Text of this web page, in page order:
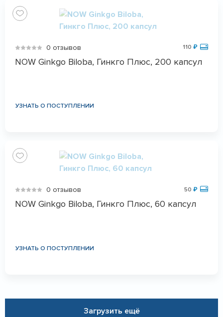
0 отзывов 110 ₽
NOW Ginkgo Biloba, Гинкго Плюс, 200 капсул
УЗНАТЬ О ПОСТУПЛЕНИИ
0 отзывов 50 ₽
NOW Ginkgo Biloba, Гинкго Плюс, 60 капсул
УЗНАТЬ О ПОСТУПЛЕНИИ
Загрузить ещё